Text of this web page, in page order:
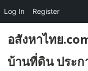
content
อสังหาไทย
บ้านที่ดิน ประก
Log In Register